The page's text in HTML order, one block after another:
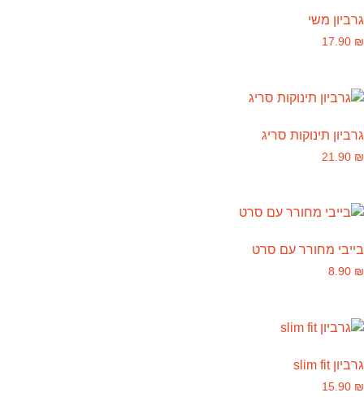
גרביון משי
17.90 ₪
גרביון תינוקות סריג
21.90 ₪
בייבי מחורר עם סרט
8.90 ₪
גרביון slim fit
15.90 ₪